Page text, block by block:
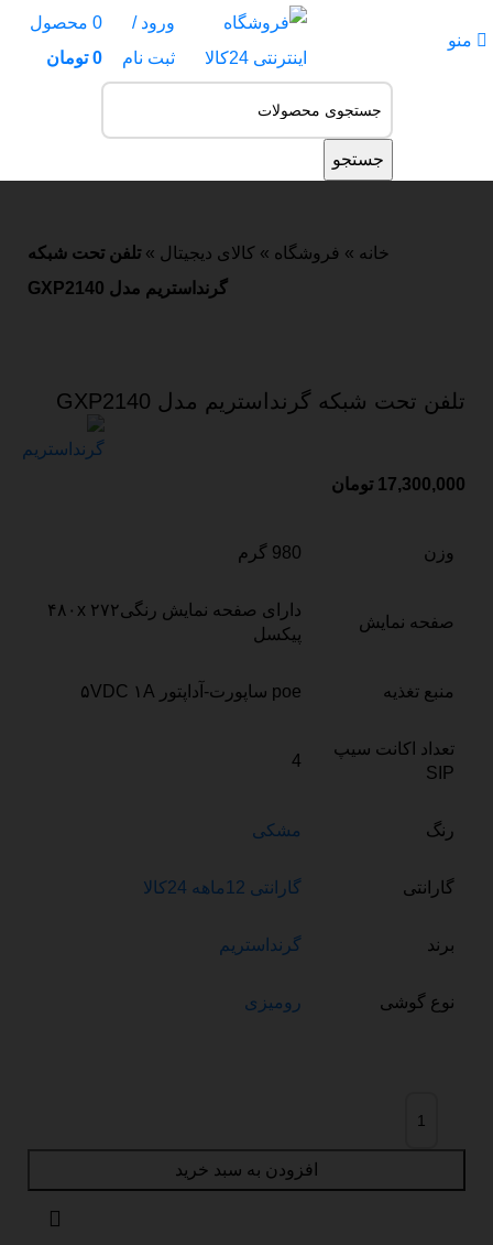
منو
ورود /
ثبت نام
0 محصول
0 تومان
جستجو
خانه » فروشگاه » کالای دیجیتال »تلفن تحت شبکه
گرنداستریم مدل GXP2140
تلفن تحت شبکه گرنداستریم مدل GXP2140
17,300,000 تومان
وزن 980 گرم
صفحه نمایش
دارای صفحه نمایش رنگی۴۸۰x ۲۷۲
پیکسل
منبع تغذیه poe ساپورت-آداپتور ۵VDC ۱A
تعداد اکانت سیپ
SIP
4
رنگ مشکی
گارانتی گارانتی 12ماهه 24کالا
برند گرنداستریم
نوع گوشی رومیزی
افزودن به سبد خرید